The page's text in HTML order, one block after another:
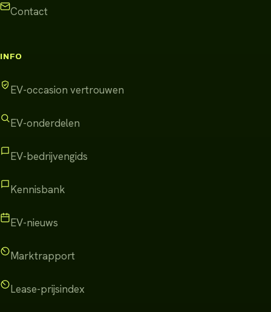
Contact
INFO
EV-occasion vertrouwen
EV-onderdelen
EV-bedrijvengids
Kennisbank
EV-nieuws
Marktrapport
Lease-prijsindex